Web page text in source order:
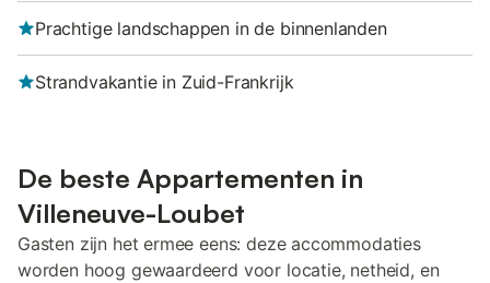
Prachtige landschappen in de binnenlanden
Strandvakantie in Zuid-Frankrijk
De beste Appartementen in
Villeneuve-Loubet
Gasten zijn het ermee eens: deze accommodaties
worden hoog gewaardeerd voor locatie, netheid, en